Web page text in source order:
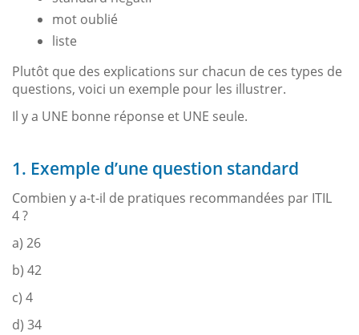
mot oublié
liste
Plutôt que des explications sur chacun de ces types de
questions, voici un exemple pour les illustrer.
Il y a UNE bonne réponse et UNE seule.
1. Exemple d’une question standard
Combien y a-t-il de pratiques recommandées par ITIL
4 ?
a) 26
b) 42
c) 4
d) 34